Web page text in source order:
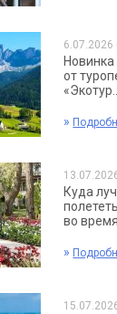
6.07.2026
Новинка
от
«Экотур...
»
Куда
во время
»